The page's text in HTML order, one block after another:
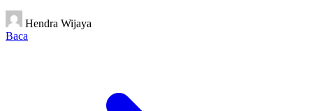
Hendra Wijaya
Baca